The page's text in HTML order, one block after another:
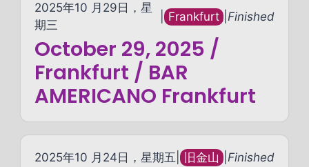
2025年10 月29日，星
期三
Frankfurt Finished
October 29, 2025 /
Frankfurt / BAR
AMERICANO Frankfurt
2025年10 月24日，星期五 旧金山 Finished